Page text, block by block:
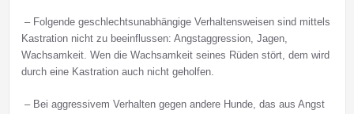
– Folgende geschlechtsunabhängige Verhaltensweisen sind mittels
Kastration nicht zu beeinflussen: Angstaggression, Jagen,
Wachsamkeit. Wen die Wachsamkeit seines Rüden stört, dem wird
durch eine Kastration auch nicht geholfen.
– Bei aggressivem Verhalten gegen andere Hunde, das aus Angst